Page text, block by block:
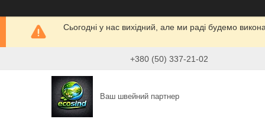
Сьогодні у нас вихідний, але ми раді будемо
+380 (50) 337-21-02
Ваш швейний партнер